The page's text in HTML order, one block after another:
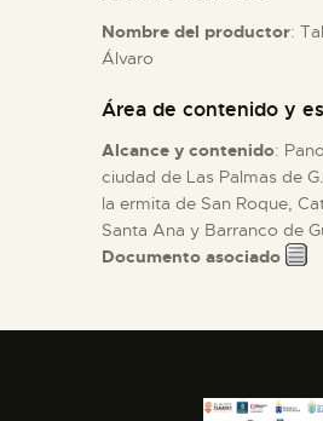
Nombre del productor:
Álvaro
Área de contenido y
Alcance y contenido:
ciudad de Las Palmas de
la ermita de San Roque,
Santa Ana y Barranco de
Documento asociado